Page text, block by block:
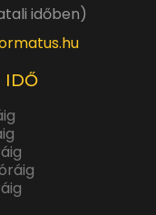
időben)
IDŐ